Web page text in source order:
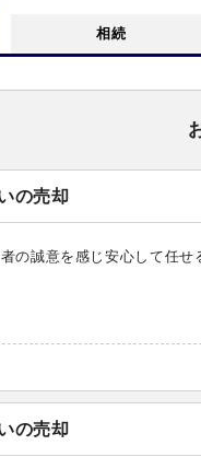
相続
の売却
の誠意を感じ安心して任せ
の売却